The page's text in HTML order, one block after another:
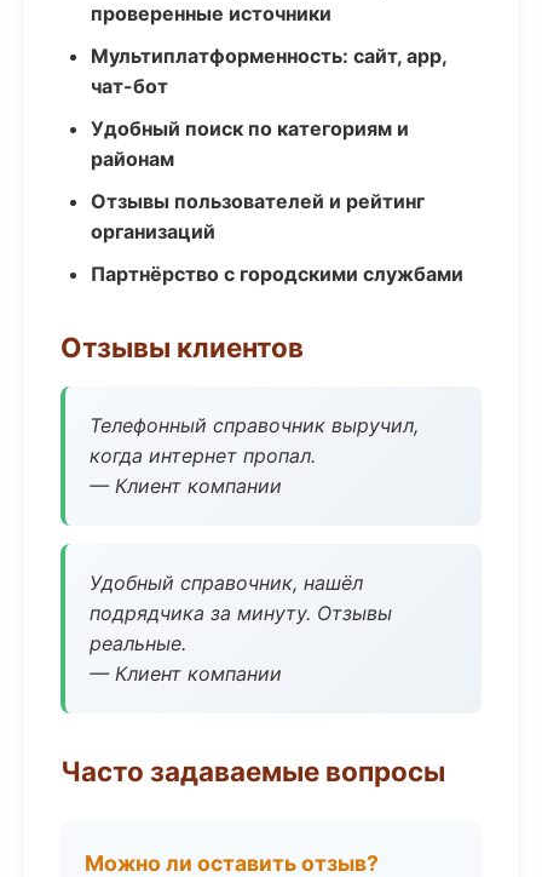
проверенные источники
Мультиплатформенность: сайт, app,
чат-бот
Удобный поиск по категориям и
районам
Отзывы пользователей и рейтинг
организаций
Партнёрство с городскими службами
Отзывы клиентов
Телефонный справочник выручил,
когда интернет пропал.
— Клиент компании
Удобный справочник, нашёл
подрядчика за минуту. Отзывы
реальные.
— Клиент компании
Часто задаваемые вопросы
Можно ли оставить отзыв?